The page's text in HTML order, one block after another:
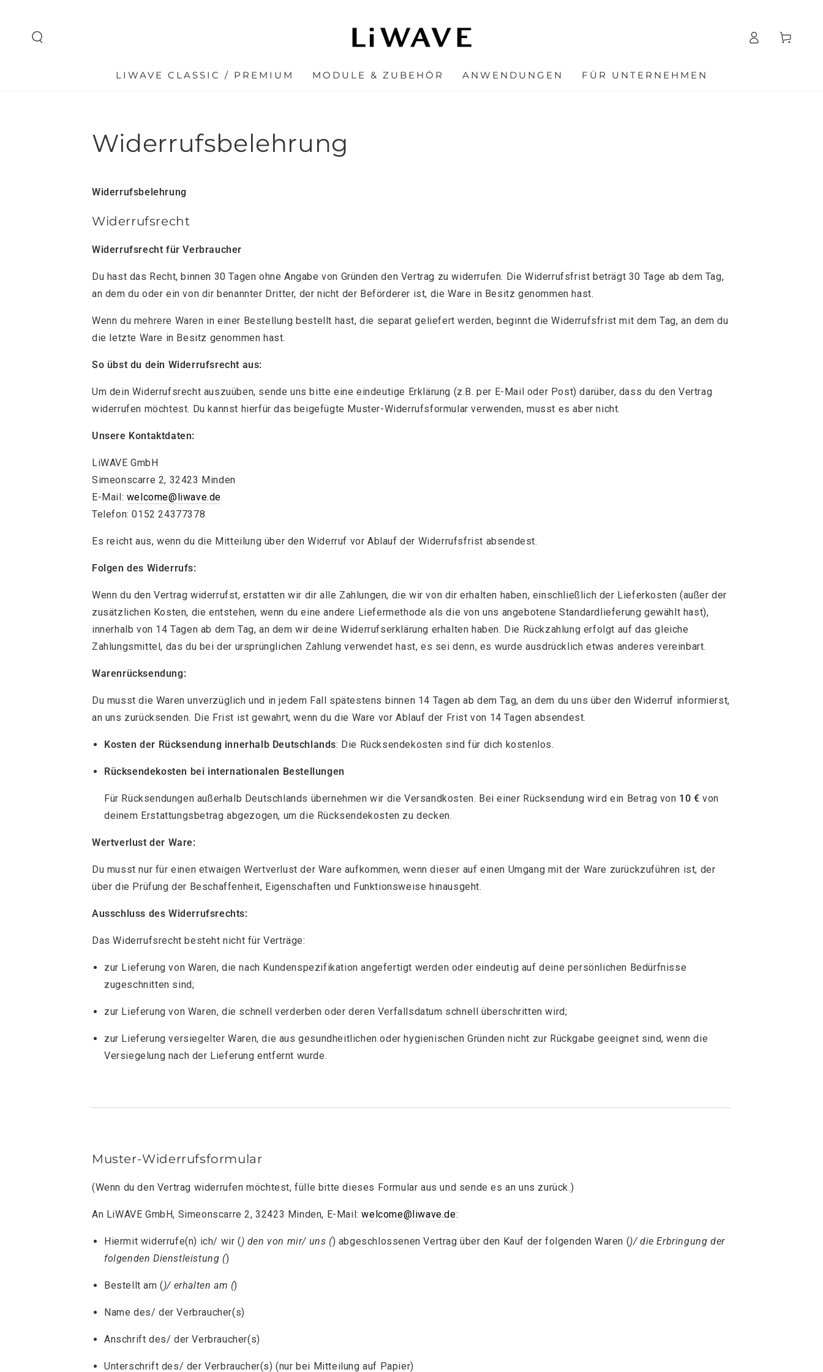
LIWAVE CLASSIC / PREMIUM MODULE & ZUBEHÖR ANWENDUNGEN FÜR UNTERNEHMEN
EinloggenWarenkorb
Widerrufsbelehrung
Widerrufsbelehrung
Widerrufsrecht
Widerrufsrecht für Verbraucher
Du hast das Recht, binnen 30 Tagen ohne Angabe von Gründen den Vertrag zu widerrufen. Die Widerrufsfrist beträgt 30 Tage ab dem Tag,
an dem du oder ein von dir benannter Dritter, der nicht der Beförderer ist, die Ware in Besitz genommen hast.
Wenn du mehrere Waren in einer Bestellung bestellt hast, die separat geliefert werden, beginnt die Widerrufsfrist mit dem Tag, an dem du
die letzte Ware in Besitz genommen hast.
So übst du dein Widerrufsrecht aus:
Um dein Widerrufsrecht auszuüben, sende uns bitte eine eindeutige Erklärung (z.B. per E-Mail oder Post) darüber, dass du den Vertrag
widerrufen möchtest. Du kannst hierfür das beigefügte Muster-Widerrufsformular verwenden, musst es aber nicht.
Unsere Kontaktdaten:
LiWAVE GmbH
Simeonscarre 2, 32423 Minden
E-Mail: welcome@liwave.de
Telefon: 0152 24377378
Es reicht aus, wenn du die Mitteilung über den Widerruf vor Ablauf der Widerrufsfrist absendest.
Folgen des Widerrufs:
Wenn du den Vertrag widerrufst, erstatten wir dir alle Zahlungen, die wir von dir erhalten haben, einschließlich der Lieferkosten (außer der
zusätzlichen Kosten, die entstehen, wenn du eine andere Liefermethode als die von uns angebotene Standardlieferung gewählt hast),
innerhalb von 14 Tagen ab dem Tag, an dem wir deine Widerrufserklärung erhalten haben. Die Rückzahlung erfolgt auf das gleiche
Zahlungsmittel, das du bei der ursprünglichen Zahlung verwendet hast, es sei denn, es wurde ausdrücklich etwas anderes vereinbart.
Warenrücksendung:
Du musst die Waren unverzüglich und in jedem Fall spätestens binnen 14 Tagen ab dem Tag, an dem du uns über den Widerruf informierst,
an uns zurücksenden. Die Frist ist gewahrt, wenn du die Ware vor Ablauf der Frist von 14 Tagen absendest.
Kosten der Rücksendung innerhalb Deutschlands: Die Rücksendekosten sind für dich kostenlos.
Rücksendekosten bei internationalen Bestellungen
Für Rücksendungen außerhalb Deutschlands übernehmen wir die Versandkosten. Bei einer Rücksendung wird ein Betrag von 10 € von
deinem Erstattungsbetrag abgezogen, um die Rücksendekosten zu decken.
Wertverlust der Ware:
Du musst nur für einen etwaigen Wertverlust der Ware aufkommen, wenn dieser auf einen Umgang mit der Ware zurückzuführen ist, der
über die Prüfung der Beschaffenheit, Eigenschaften und Funktionsweise hinausgeht.
Ausschluss des Widerrufsrechts:
Das Widerrufsrecht besteht nicht für Verträge:
zur Lieferung von Waren, die nach Kundenspezifikation angefertigt werden oder eindeutig auf deine persönlichen Bedürfnisse
zugeschnitten sind;
zur Lieferung von Waren, die schnell verderben oder deren Verfallsdatum schnell überschritten wird;
zur Lieferung versiegelter Waren, die aus gesundheitlichen oder hygienischen Gründen nicht zur Rückgabe geeignet sind, wenn die
Versiegelung nach der Lieferung entfernt wurde.
Muster-Widerrufsformular
(Wenn du den Vertrag widerrufen möchtest, fülle bitte dieses Formular aus und sende es an uns zurück.)
An LiWAVE GmbH, Simeonscarre 2, 32423 Minden, E-Mail:welcome@liwave.de:
Hiermit widerrufe(n) ich/ wir () den von mir/ uns () abgeschlossenen Vertrag über den Kauf der folgenden Waren ()/ die Erbringung der
folgenden Dienstleistung ()
Bestellt am ()/ erhalten am ()
Name des/ der Verbraucher(s)
Anschrift des/ der Verbraucher(s)
Unterschrift des/ der Verbraucher(s) (nur bei Mitteilung auf Papier)